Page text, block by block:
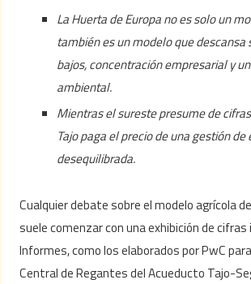
La Huerta de Europa no es solo un
también es un modelo que descansa
bajos, concentración empresarial y
ambiental.
Mientras el sureste presume de
Tajo paga el precio de una gestión
desequilibrada.
Cualquier debate sobre el modelo agrícola
suele comenzar con una exhibición de
Informes, como los elaborados por PwC
Central de Regantes del Acueducto Tajo-